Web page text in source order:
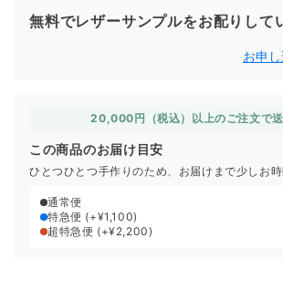
無料でレザーサンプルをお配りして
お申
20,000円（税込）以上のご注文で
この商品のお届け目安
ひとつひとつ手作りのため、お届けまで少しお
通常便
特急便 (+¥1,100)
超特急便 (+¥2,200)